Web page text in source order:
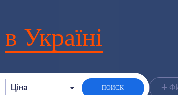
в Україні
Ціна
ПОИСК +